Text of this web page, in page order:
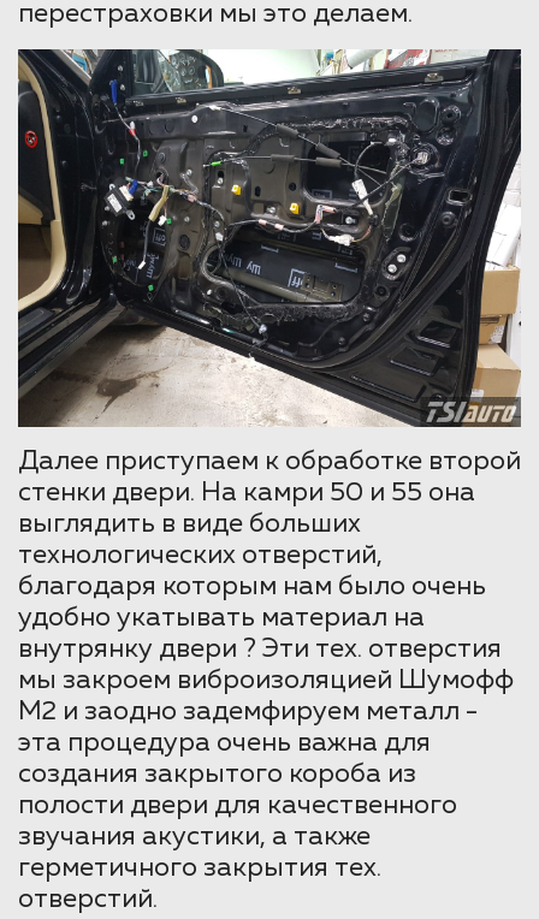
перестраховки мы это делаем.
Далее приступаем к обработке второй
стенки двери. На камри 50 и 55 она
выглядить в виде больших
технологических отверстий,
благодаря которым нам было очень
удобно укатывать материал на
внутрянку двери ? Эти тех. отверстия
мы закроем виброизоляцией Шумофф
М2 и заодно задемфируем металл -
эта процедура очень важна для
создания закрытого короба из
полости двери для качественного
звучания акустики, а также
герметичного закрытия тех.
отверстий.